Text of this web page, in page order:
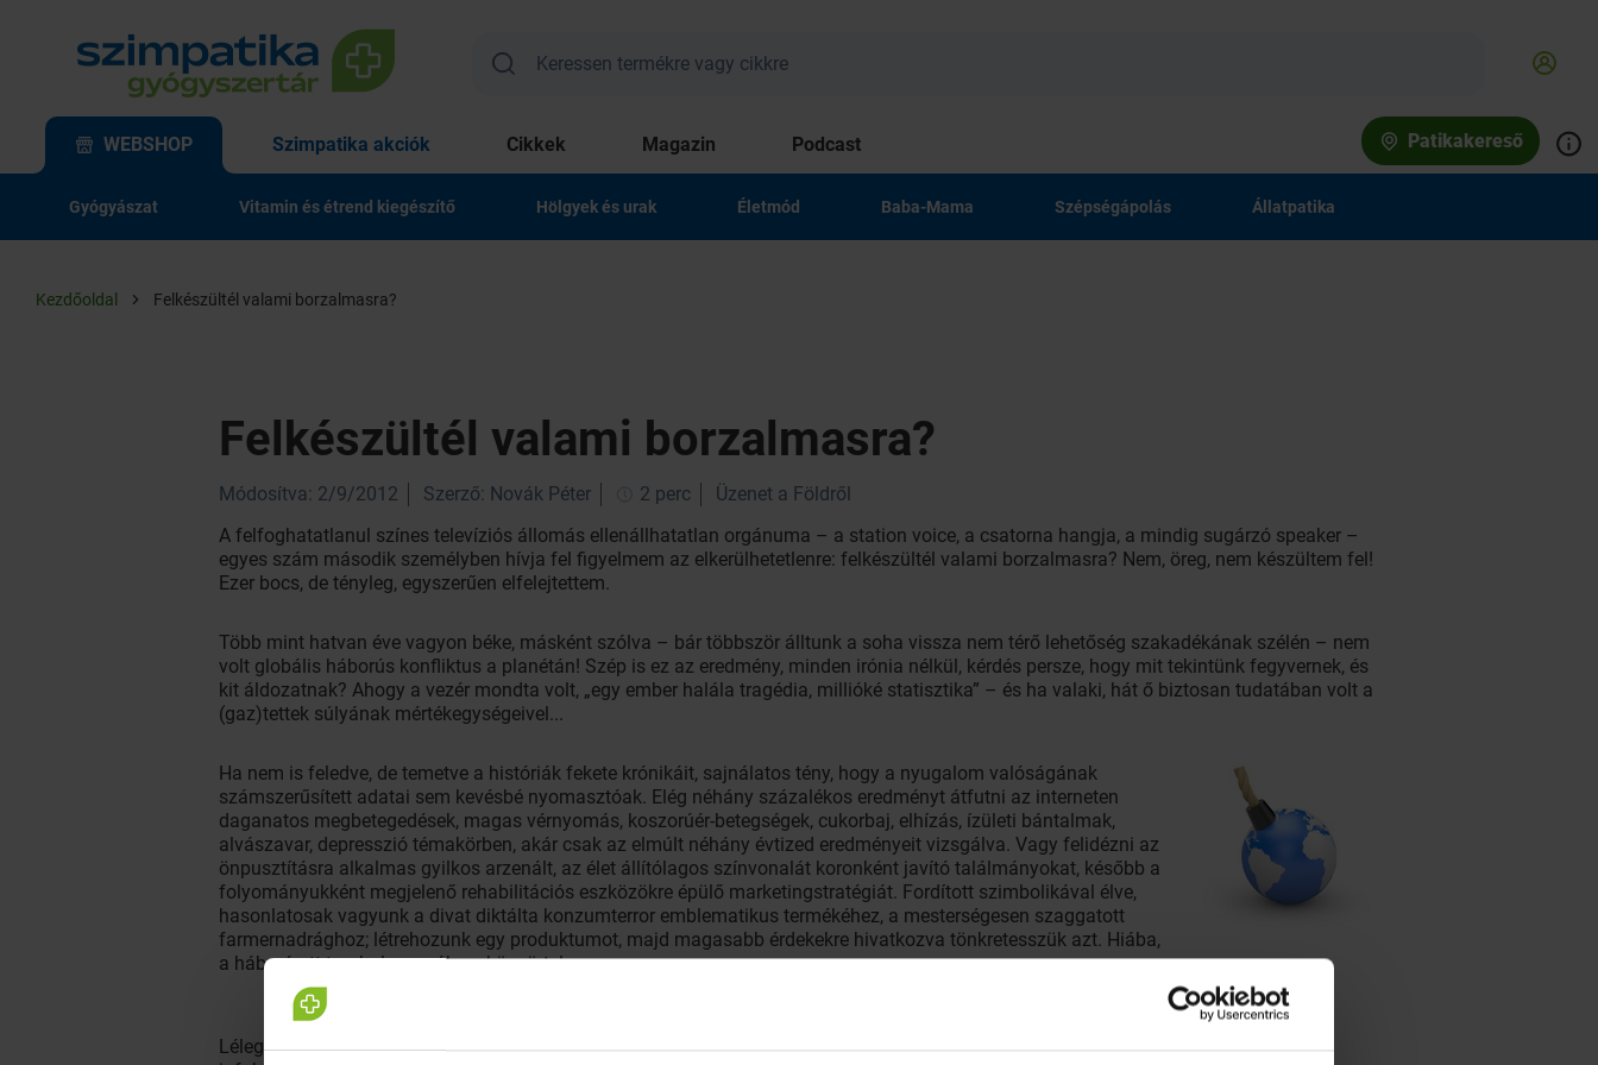
WEBSHOP Szimpatika akciók Cikkek Magazin Podcast Patikakereső
Gyógyászat Vitamin és étrend kiegészítő Hölgyek és urak Életmód Baba-Mama Szépségápolás Állatpatika
Kezdőoldal Felkészültél valami borzalmasra?
Felkészültél valami borzalmasra?
Módosítva: 2/9/2012 Szerző: Novák Péter 2 perc
Üzenet a Földről
A felfoghatatlanul színes televíziós állomás ellenállhatatlan orgánuma – a station voice, a csatorna hangja, a mindig sugárzó speaker –
egyes szám második személyben hívja fel figyelmem az elkerülhetetlenre: felkészültél valami borzalmasra? Nem, öreg, nem készültem fel!
Ezer bocs, de tényleg, egyszerűen elfelejtettem.
Több mint hatvan éve vagyon béke, másként szólva – bár többször álltunk a soha vissza nem térő lehetőség szakadékának szélén – nem
volt globális háborús konfliktus a planétán! Szép is ez az eredmény, minden irónia nélkül, kérdés persze, hogy mit tekintünk fegyvernek, és
kit áldozatnak? Ahogy a vezér mondta volt, „egy ember halála tragédia, millióké statisztika” – és ha valaki, hát ő biztosan tudatában volt a
(gaz)tettek súlyának mértékegységeivel...
Ha nem is feledve, de temetve a históriák fekete krónikáit, sajnálatos tény, hogy a nyugalom valóságának
számszerűsített adatai sem kevésbé nyomasztóak. Elég néhány százalékos eredményt átfutni az interneten
daganatos megbetegedések, magas vérnyomás, koszorúér-betegségek, cukorbaj, elhízás, ízületi bántalmak,
alvászavar, depresszió témakörben, akár csak az elmúlt néhány évtized eredményeit vizsgálva. Vagy felidézni az
önpusztításra alkalmas gyilkos arzenált, az élet állítólagos színvonalát koronként javító találmányokat, később a
folyományukként megjelenő rehabilitációs eszközökre épülő marketingstratégiát. Fordított szimbolikával élve,
hasonlatosak vagyunk a divat diktálta konzumterror emblematikus termékéhez, a mesterségesen szaggatott
farmernadrághoz; létrehozunk egy produktumot, majd magasabb érdekekre hivatkozva tönkretesszük azt. Hiába,
a háború ott tombol az egóban, könyörtelen.
Lélegzetvételnyi időt sem hagyunk magunknak... Ahhoz a generációhoz tartozom, mely például határozottan emlékszik az